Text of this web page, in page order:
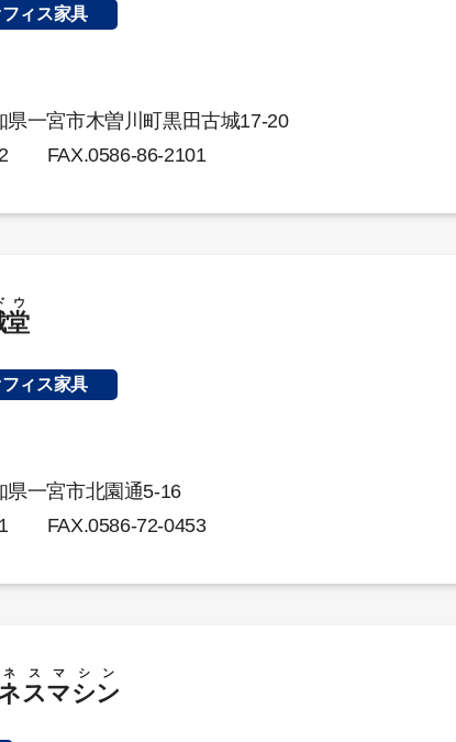
ィス家具
一宮市木曽川町黒田古城17-20
FAX.0586-86-2101
堂
ウ
ィス家具
一宮市北園通5-16
FAX.0586-72-0453
スマシン
スマシン